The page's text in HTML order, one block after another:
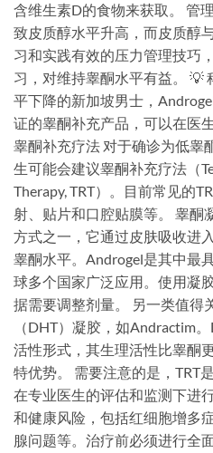
含维生素D的食物来获取。 管
致皮质醇水平升高，而皮质醇
习和实践有效的压力管理技巧
习，对维持睾酮水平有益。 💡
平下降的新加坡男士，
证的睾酮补充产品，可以在医
睾酮补充疗法 对于确诊为低睾
生可能会建议睾酮补充疗法（
Therapy, TRT）。目前常见的
射、贴片和口腔贴膜等。 睾酮
方式之一，它通过皮肤吸收进
睾酮水平。Androgel是其中最
球多个国家广泛应用。使用凝
据需要调整剂量。 另一类值得
（DHT）凝胶，如Andractim
活性形式，其生理活性比睾酮
特优势。 需要注意的是，TRT
在专业医生的评估和监测下进
和健康风险，包括红细胞增多
腺问题等。治疗前必须进行全